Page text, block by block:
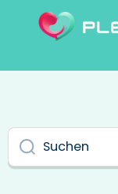
Direkt zum
Suchen